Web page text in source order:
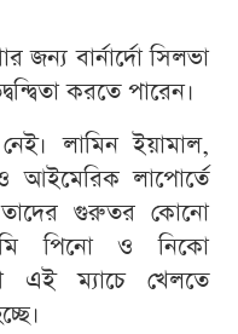
জন্য বার্নার্দো সিলভা
করতে পারেন।
লামিন ইয়ামাল,
আইমেরিক লাপোর্তে
গুরুতর কোনো
পিনো ও নিকো
এই ম্যাচে খেলতে